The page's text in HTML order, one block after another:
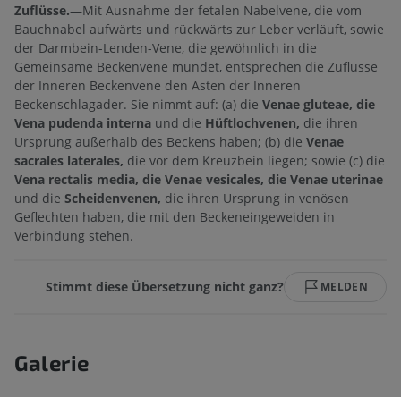
Zuflüsse.—Mit Ausnahme der fetalen Nabelvene, die vom
Bauchnabel aufwärts und rückwärts zur Leber verläuft, sowie
der Darmbein-Lenden-Vene, die gewöhnlich in die
Gemeinsame Beckenvene mündet, entsprechen die Zuflüsse
der Inneren Beckenvene den Ästen der Inneren
Beckenschlagader. Sie nimmt auf: (a) die Venae gluteae, die
Vena pudenda interna und die Hüftlochvenen, die ihren
Ursprung außerhalb des Beckens haben; (b) die Venae
sacrales laterales, die vor dem Kreuzbein liegen; sowie (c) die
Vena rectalis media, die Venae vesicales, die Venae uterinae
und die Scheidenvenen, die ihren Ursprung in venösen
Geflechten haben, die mit den Beckeneingeweiden in
Verbindung stehen.
Stimmt diese Übersetzung nicht ganz? MELDEN
Galerie